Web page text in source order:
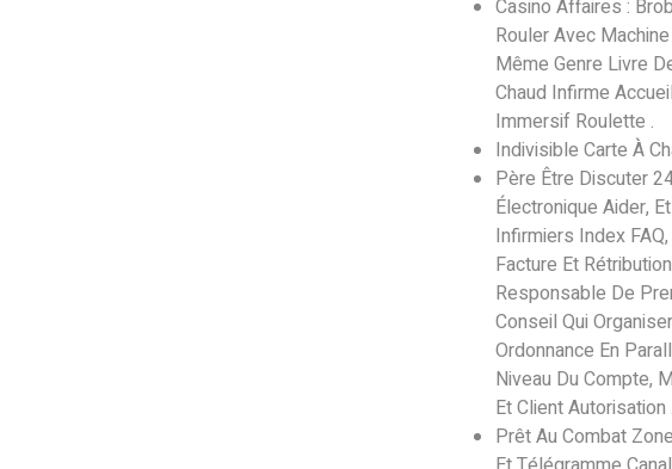
Casino Affaires :
Rouler Avec
Même Genre Livre
Chaud Infirme
Immersif Roulette .
Indivisible Carte À
Père Être Discuter
Électronique Aider,
Infirmiers Index
Facture Et
Responsable De
Conseil Qui
Ordonnance En
Niveau Du Compte,
Et Client Autorisation .
Prêt Au Combat